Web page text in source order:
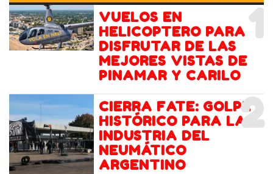
1
VUELOS EN
HELICOPTERO PARA
DISFRUTAR DE LAS
MEJORES VISTAS DE
PINAMAR Y CARILO
2
CIERRA FATE: GOLPE
HISTÓRICO PARA LA
INDUSTRIA DEL
NEUMÁTICO
ARGENTINO